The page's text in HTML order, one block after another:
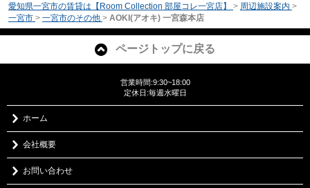
愛知県一宮市の賃貸は【Room Collection 部屋コレ一宮店】 > 周辺施設案内 >
一宮市 > 一宮市のその他 > AOKI(アオキ) 一宮森本店
ページトップに戻る
営業時間:9:30~18:00
定休日:毎週水曜日
ホーム
会社概要
お問い合わせ